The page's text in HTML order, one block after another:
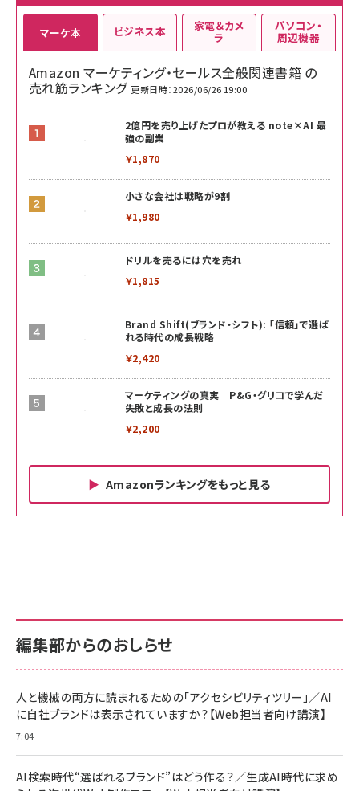
マーケ本
Amazon マーケティング・セールス全般関連書籍 の
売れ筋ランキング 更新日時：2026/06/26 19:00
2億円を売り上げたプロが教える note×AI 最
強の副業
￥1,870
小さな会社は戦略が9割
￥1,980
ドリルを売るには穴を売れ
￥1,815
Brand Shift(ブランド・シフト): 「信頼」で選ば
れる時代の成長戦略
Amazonランキングをもっと見る
ビジネス本
Amazon ビジネス・経済関連書籍 の売れ筋ランキン
グ 更新日時：2026/06/26 19:00
家電＆カメ
ラ
Amazon 家電＆カメラ の売れ筋ランキング
更新日時：2026/06/26 19:00
100MB/s) Nintendo Switch動作確認済 国内
￥2,680
パソコン・
周辺機器
Amazon パソコン・周辺機器 の売れ筋ランキング
更新日時：2026/06/26 19:00
100MB/s) Nintendo Switch動作確認済 国内
￥2,680
編集部からのおしらせ